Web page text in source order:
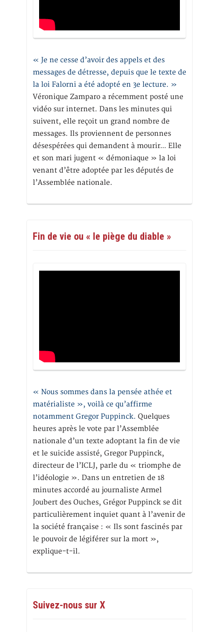
« Je ne cesse d’avoir des appels et des
messages de détresse, depuis que le texte de
la loi Falorni a été adopté en 3e lecture. »
Véronique Zamparo a récemment posté une
vidéo sur internet. Dans les minutes qui
suivent, elle reçoit un grand nombre de
messages. Ils proviennent de personnes
désespérées qui demandent à mourir… Elle
et son mari jugent « démoniaque » la loi
venant d’être adoptée par les députés de
l’Assemblée nationale.
Fin de vie ou « le piège du diable »
« Nous sommes dans la pensée athée et
matérialiste », voilà ce qu’affirme
notamment Gregor Puppinck. Quelques
heures après le vote par l’Assemblée
nationale d’un texte adoptant la fin de vie
et le suicide assisté, Gregor Puppinck,
directeur de l’ICLJ, parle du « triomphe de
l’idéologie ». Dans un entretien de 18
minutes accordé au journaliste Armel
Joubert des Ouches, Grégor Puppinck se dit
particulièrement inquiet quant à l’avenir de
la société française : « Ils sont fascinés par
le pouvoir de légiférer sur la mort »,
explique-t-il.
Suivez-nous sur X